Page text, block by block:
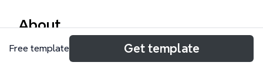
About
Шаблон Обучение и сопровождение
Free template Get template